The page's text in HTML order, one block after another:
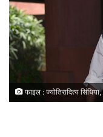
फाइल : ज्योतिरादित्य